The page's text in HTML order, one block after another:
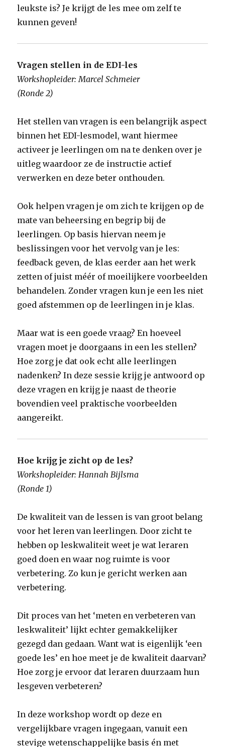
leukste is? Je krijgt de les mee om zelf te
kunnen geven!
Vragen stellen in de EDI-les
Workshopleider: Marcel Schmeier
(Ronde 2)
Het stellen van vragen is een belangrijk aspect
binnen het EDI-lesmodel, want hiermee
activeer je leerlingen om na te denken over je
uitleg waardoor ze de instructie actief
verwerken en deze beter onthouden.
Ook helpen vragen je om zich te krijgen op de
mate van beheersing en begrip bij de
leerlingen. Op basis hiervan neem je
beslissingen voor het vervolg van je les:
feedback geven, de klas eerder aan het werk
zetten of juist méér of moeilijkere voorbeelden
behandelen. Zonder vragen kun je een les niet
goed afstemmen op de leerlingen in je klas.
Maar wat is een goede vraag? En hoeveel
vragen moet je doorgaans in een les stellen?
Hoe zorg je dat ook echt alle leerlingen
nadenken? In deze sessie krijg je antwoord op
deze vragen en krijg je naast de theorie
bovendien veel praktische voorbeelden
aangereikt.
Hoe krijg je zicht op de les?
Workshopleider: Hannah Bijlsma
(Ronde 1)
De kwaliteit van de lessen is van groot belang
voor het leren van leerlingen. Door zicht te
hebben op leskwaliteit weet je wat leraren
goed doen en waar nog ruimte is voor
verbetering. Zo kun je gericht werken aan
verbetering.
Dit proces van het ‘meten en verbeteren van
leskwaliteit’ lijkt echter gemakkelijker
gezegd dan gedaan. Want wat is eigenlijk ‘een
goede les’ en hoe meet je de kwaliteit daarvan?
Hoe zorg je ervoor dat leraren duurzaam hun
lesgeven verbeteren?
In deze workshop wordt op deze en
vergelijkbare vragen ingegaan, vanuit een
stevige wetenschappelijke basis én met